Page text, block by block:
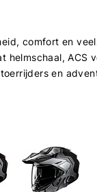
comfort en
helmschaal, ACS
en